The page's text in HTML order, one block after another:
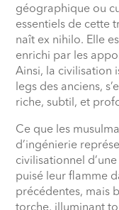
géographique ou
essentiels de cette
naît ex nihilo. Elle
enrichi par les
Ainsi, la civilisation
legs des anciens,
riche, subtil, et
Ce que les
d’ingénierie
civilisationnel
puisé leur flamme
précédentes, mais
torche, illuminant